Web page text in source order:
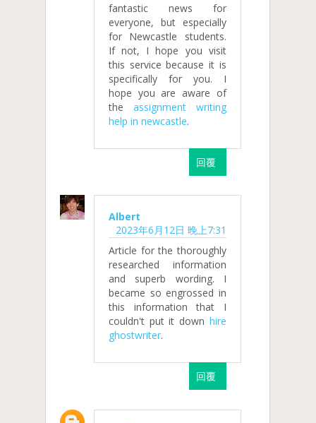
fantastic news for
everyone, but especially
for Newcastle students.
If not, I hope you visit
this service because it is
specifically for you. I
hope you are aware of
the assignment writing
help in newcastle.
回覆
Albert
2023年6月12日 晚上7:31
Article for the thoroughly
researched information
and superb wording. I
became so engrossed in
this information that I
couldn't put it down hire
ghostwriter.
回覆